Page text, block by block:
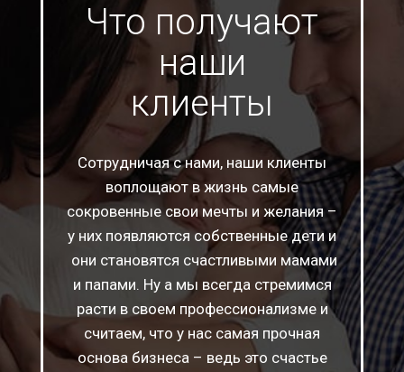
Что получают
наши
клиенты
Сотрудничая с нами, наши клиенты
воплощают в жизнь самые
сокровенные свои мечты и желания –
у них появляются собственные дети и
они становятся счастливыми мамами
и папами. Ну а мы всегда стремимся
расти в своем профессионализме и
считаем, что у нас самая прочная
основа бизнеса – ведь это счастье